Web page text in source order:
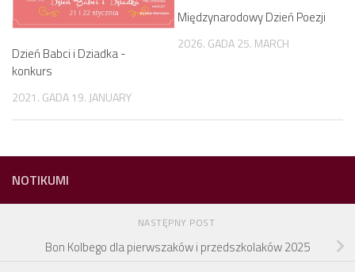
Dzień Babci i Dziadka -
konkurs
2021. GADA 19. JANUARY
Międzynarodowy Dzień Poezji
2026. GADA 25. MARCH
NOTIKUMI
NASTĘPNY POST
Bon Kolbego dla pierwszaków i przedszkolaków 2025